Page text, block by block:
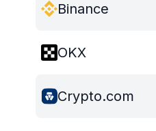
Binance
OKX
Crypto.com